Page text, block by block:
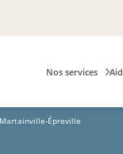
Nos services
Martainville-Épreville